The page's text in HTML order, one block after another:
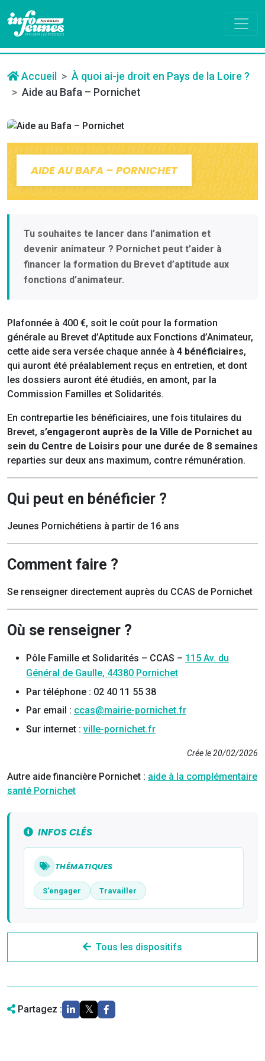
Accueil
À quoi ai-je droit en Pays de la Loire ?
Aide au Bafa – Pornichet
AIDE AU BAFA – PORNICHET
Tu souhaites te lancer dans l’animation et
devenir animateur ? Pornichet peut t’aider à
financer la formation du Brevet d’aptitude aux
fonctions d’animateur.
Plafonnée à 400 €, soit le coût pour la formation
générale au Brevet d’Aptitude aux Fonctions d’Animateur,
cette aide sera versée chaque année à 4 bénéficiaires,
qui auront été préalablement reçus en entretien, et dont
les dossiers auront été étudiés, en amont, par la
Commission Familles et Solidarités.
En contrepartie les bénéficiaires, une fois titulaires du
Brevet, s’engageront auprès de la Ville de Pornichet au
sein du Centre de Loisirs pour une durée de 8 semaines
reparties sur deux ans maximum, contre rémunération.
Qui peut en bénéficier ?
Jeunes Pornichétiens à partir de 16 ans
Comment faire ?
Se renseigner directement auprès du CCAS de Pornichet
Où se renseigner ?
Pôle Famille et Solidarités – CCAS – 115 Av. du
Général de Gaulle, 44380 Pornichet
Par téléphone : 02 40 11 55 38
Par email : ccas@mairie-pornichet.fr
Sur internet : ville-pornichet.fr
Crée le 20/02/2026
Autre aide financière Pornichet : aide à la complémentaire
santé Pornichet
INFOS CLÉS
THÉMATIQUES
S'engager Travailler
Tous les dispositifs
Partagez :